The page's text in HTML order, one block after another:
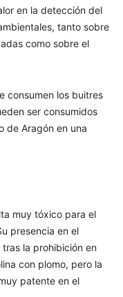
en la detección del
tanto sobre
como sobre el
consumen los buitres
ser consumidos
de Aragón en una
muy tóxico para el
presencia en el
la prohibición en
con plomo, pero la
patente en el